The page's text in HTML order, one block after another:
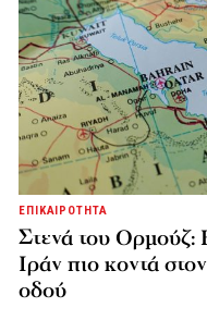
ΕΠΙΚΑΙΡΟΤΗΤΑ
Στενά του Ορμούζ:
Ιράν πιο κοντά
οδού